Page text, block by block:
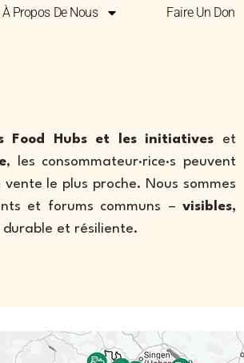
À Propos De Nous Faire Un Don
Food Hubs et les initiatives et
, les consommateur·rice·s peuvent
le plus proche. Nous sommes
et forums communs – visibles,
et résiliente.